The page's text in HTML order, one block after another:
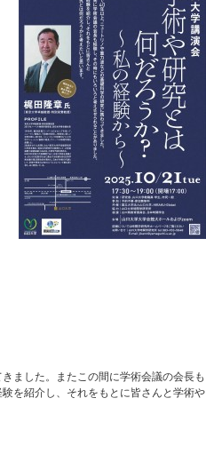
ました。またこの間に学術会議の会長も
を紹介し、それをもとに皆さんと学術や